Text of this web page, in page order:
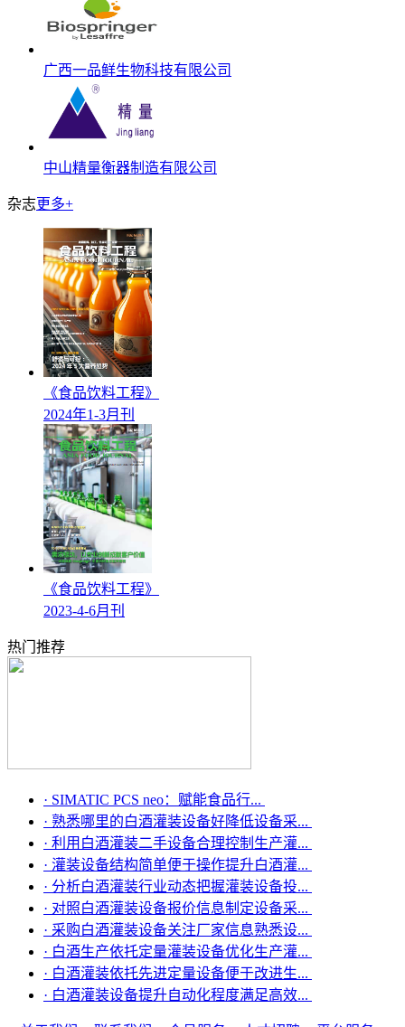
广西一品鲜生物科技有限公司
中山精量衡器制造有限公司
杂志更多+
《食品饮料工程》
2024年1-3月刊
《食品饮料工程》
2023-4-6月刊
热门推荐
· SIMATIC PCS neo：赋能食品行...
· 熟悉哪里的白酒灌装设备好降低设备采...
· 利用白酒灌装二手设备合理控制生产灌...
· 灌装设备结构简单便于操作提升白酒灌...
· 分析白酒灌装行业动态把握灌装设备投...
· 对照白酒灌装设备报价信息制定设备采...
· 采购白酒灌装设备关注厂家信息熟悉设...
· 白酒生产依托定量灌装设备优化生产灌...
· 白酒灌装依托先进定量设备便于改进生...
· 白酒灌装设备提升自动化程度满足高效...